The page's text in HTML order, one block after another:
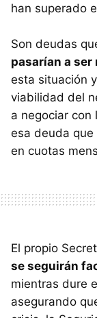
han superado
Son deudas
pasarían a ser
esta situación
viabilidad del
a negociar con
esa deuda
en cuotas
El propio
se seguirán
mientras dure
asegurando